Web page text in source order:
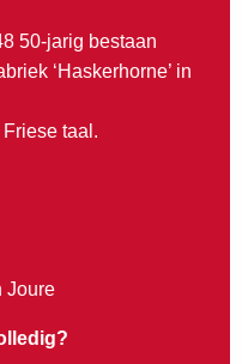
50-jarig bestaan
‘Haskerhorne’ in
taal.
Joure